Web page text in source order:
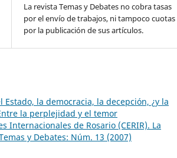
La revista Temas y Debates no cobra tasas
por el envío de trabajos, ni tampoco cuotas
por la publicación de sus artículos.
la democracia, la decepción, ¿y la
la perplejidad y el temor
Internacionales de Rosario (CERIR). La
y Debates: Núm. 13 (2007)